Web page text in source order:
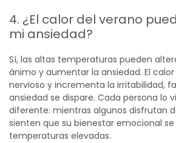
4. ¿El calor del verano
mi ansiedad?
Sí, las altas temperaturas pueden
ánimo y aumentar la ansiedad. El
nervioso y incrementa la irritabilidad,
ansiedad se dispare. Cada persona lo
diferente: mientras algunos disfrutan
sienten que su bienestar emocional
temperaturas elevadas.